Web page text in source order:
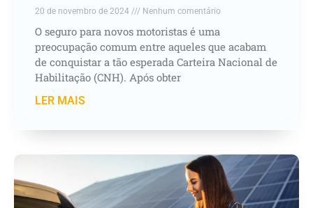
20 de novembro de 2024 Nenhum comentário
O seguro para novos motoristas é uma
preocupação comum entre aqueles que acabam
de conquistar a tão esperada Carteira Nacional de
Habilitação (CNH). Após obter
LER MAIS